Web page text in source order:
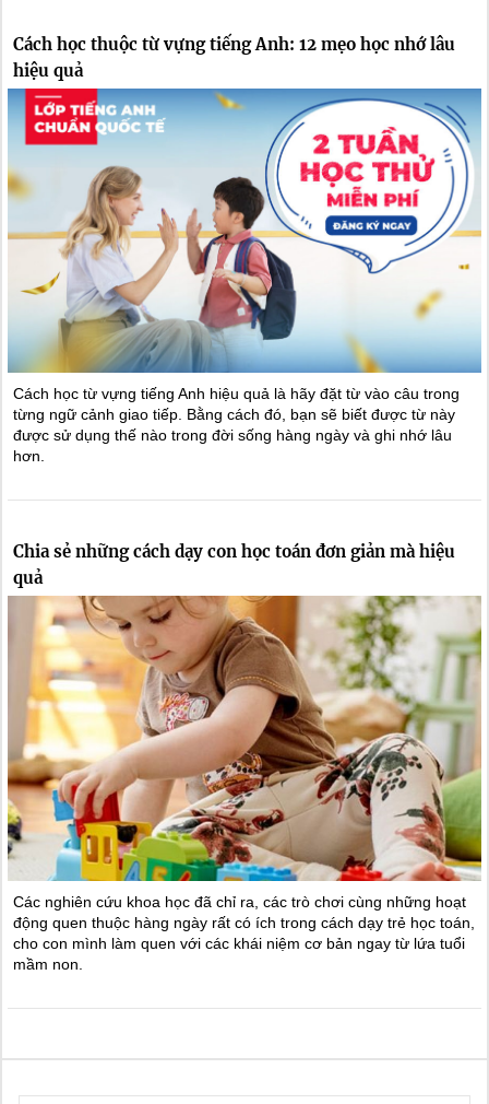
Cách học thuộc từ vựng tiếng Anh: 12 mẹo học nhớ lâu
hiệu quả
Cách học từ vựng tiếng Anh hiệu quả là hãy đặt từ vào câu trong
từng ngữ cảnh giao tiếp. Bằng cách đó, bạn sẽ biết được từ này
được sử dụng thế nào trong đời sống hàng ngày và ghi nhớ lâu
hơn.
Chia sẻ những cách dạy con học toán đơn giản mà hiệu
quả
Các nghiên cứu khoa học đã chỉ ra, các trò chơi cùng những hoạt
động quen thuộc hàng ngày rất có ích trong cách dạy trẻ học toán,
cho con mình làm quen với các khái niệm cơ bản ngay từ lứa tuổi
mầm non.